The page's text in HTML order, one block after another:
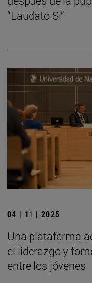
“Laudato Si”
04 | 11 | 2025
Una plataforma
el liderazgo y
entre los jóvenes